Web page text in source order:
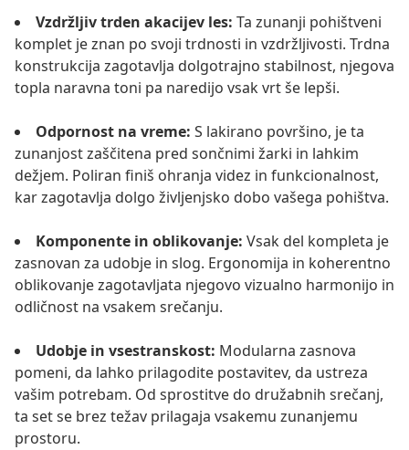
Vzdržljiv trden akacijev les: Ta zunanji pohištveni
komplet je znan po svoji trdnosti in vzdržljivosti. Trdna
konstrukcija zagotavlja dolgotrajno stabilnost, njegova
topla naravna toni pa naredijo vsak vrt še lepši.
Odpornost na vreme: S lakirano površino, je ta
zunanjost zaščitena pred sončnimi žarki in lahkim
dežjem. Poliran finiš ohranja videz in funkcionalnost,
kar zagotavlja dolgo življenjsko dobo vašega pohištva.
Komponente in oblikovanje: Vsak del kompleta je
zasnovan za udobje in slog. Ergonomija in koherentno
oblikovanje zagotavljata njegovo vizualno harmonijo in
odličnost na vsakem srečanju.
Udobje in vsestranskost: Modularna zasnova
pomeni, da lahko prilagodite postavitev, da ustreza
vašim potrebam. Od sprostitve do družabnih srečanj,
ta set se brez težav prilagaja vsakemu zunanjemu
prostoru.